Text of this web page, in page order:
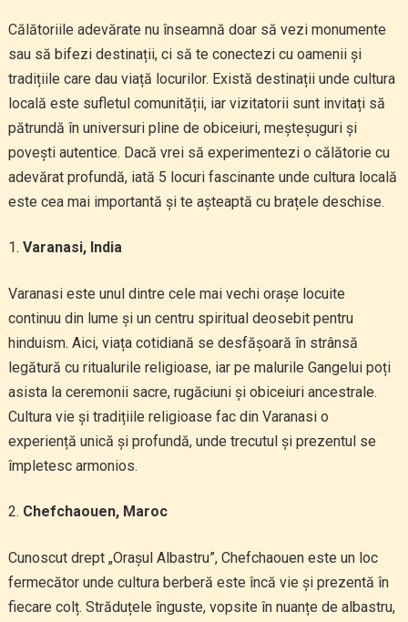
Călătoriile adevărate nu înseamnă doar să vezi monumente
sau să bifezi destinații, ci să te conectezi cu oamenii și
tradițiile care dau viață locurilor. Există destinații unde cultura
locală este sufletul comunității, iar vizitatorii sunt invitați să
pătrundă în universuri pline de obiceiuri, meșteșuguri și
povești autentice. Dacă vrei să experimentezi o călătorie cu
adevărat profundă, iată 5 locuri fascinante unde cultura locală
este cea mai importantă și te așteaptă cu brațele deschise.
Varanasi, India
Varanasi este unul dintre cele mai vechi orașe locuite
continuu din lume și un centru spiritual deosebit pentru
hinduism. Aici, viața cotidiană se desfășoară în strânsă
legătură cu ritualurile religioase, iar pe malurile Gangelui poți
asista la ceremonii sacre, rugăciuni și obiceiuri ancestrale.
Cultura vie și tradițiile religioase fac din Varanasi o
experiență unică și profundă, unde trecutul și prezentul se
împletesc armonios.
Chefchaouen, Maroc
Cunoscut drept „Orașul Albastru”, Chefchaouen este un loc
fermecător unde cultura berberă este încă vie și prezentă în
fiecare colț. Străduțele înguste, vopsite în nuanțe de albastru,